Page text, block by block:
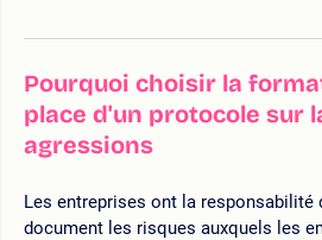
Pourquoi choisir la
place d'un protocole sur
agressions
Les entreprises ont la responsabilité
document les risques auxquels les